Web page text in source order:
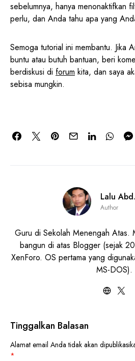
sebelumnya, hanya menonaktifkan
perlu, dan Anda tahu apa yang
Semoga tutorial ini membantu. Jika
buntu atau butuh bantuan, beri
berdiskusi di forum kita, dan saya
sebisa mungkin.
Lalu
Author
Guru di Sekolah Menengah Atas.
bangun di atas Blogger (sejak
XenForo. OS pertama yang
MS-DOS).
Tinggalkan Balasan
Alamat email Anda tidak akan
*